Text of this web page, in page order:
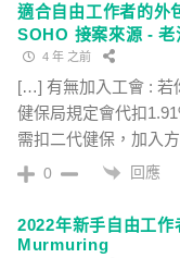
適合自由工作者的外
SOHO 接案來源 - 老
4 年 之前
[…] 有無加入工會 : 若
健保局規定會代扣
需扣二代健保，加入
0 回應
2022年新手自由工
Murmuring